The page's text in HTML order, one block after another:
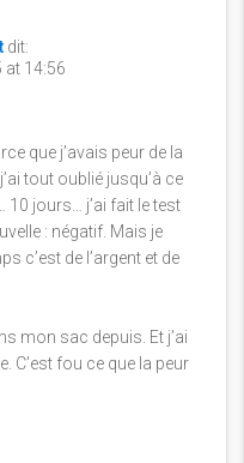
dit:
at 14:56
que j’avais peur de la
tout oublié jusqu’à ce
10 jours… j’ai fait le test
: négatif. Mais je
c’est de l’argent et de
mon sac depuis. Et j’ai
C’est fou ce que la peur